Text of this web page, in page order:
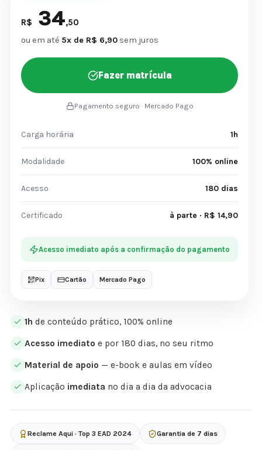
1h de conteúdo prático, 100% online
Acesso imediato e por 180 dias, no seu ritmo
Material de apoio — e-book e aulas em vídeo
Aplicação imediata no dia a dia da advocacia
Reclame Aqui · Top 3 EAD 2024 Garantia de 7 dias
R$ 34,50
ou em até 5x de R$ 6,90 sem juros
Fazer matrícula
Pagamento seguro · Mercado Pago
Carga horária 1h
Modalidade 100% online
Acesso 180 dias
Certificado à parte · R$ 14,90
Acesso imediato após a confirmação do pagamento
Pix Cartão Mercado Pago